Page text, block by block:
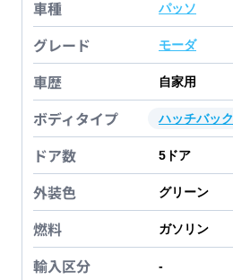
車種 パッソ
グレード モーダ
車歴 自家用
ボディタイプ ハッチバック
ドア数 5 ドア
外装色 グリーン
燃料 ガソリン
輸入区分 -